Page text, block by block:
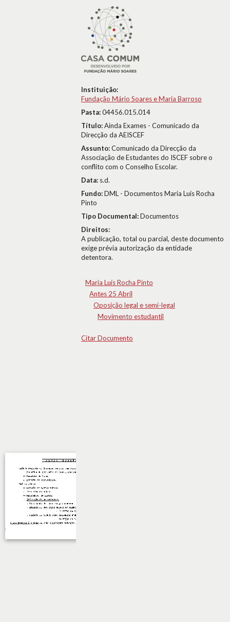
Instituição:
Fundação Mário Soares e Maria Barroso
Pasta:04456.015.014
Título:Ainda Exames - Comunicado da
Direcção da AEISCEF
Assunto:Comunicado da Direcção da
Associação de Estudantes do ISCEF sobre o
conflito com o Conselho Escolar.
Data: s.d.
Fundo:DML - Documentos Maria Luís Rocha
Pinto
Tipo Documental:Documentos
Direitos:
A publicação, total ou parcial, deste documento
exige prévia autorização da entidade
detentora.
Maria Luís Rocha Pinto
Antes 25 Abril
Oposição legal e semi-legal
Movimento estudantil
Citar Documento